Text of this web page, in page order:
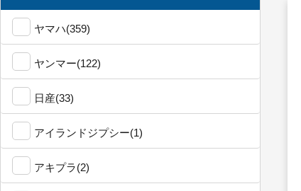
ヤマハ(359)
ヤンマー(122)
日産(33)
アイランドジプシー(1)
アキプラ(2)